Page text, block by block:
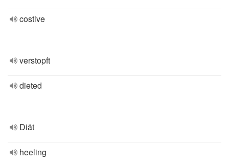
costive
verstopft
dieted
Diät
heeling